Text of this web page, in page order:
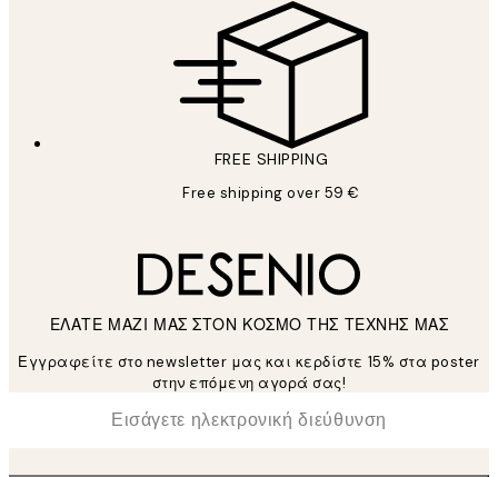
FREE SHIPPING
Free shipping over 59 €
ΕΛΑΤΕ ΜΑΖΙ ΜΑΣ ΣΤΟΝ ΚΟΣΜΟ ΤΗΣ ΤΕΧΝΗΣ ΜΑΣ
Εγγραφείτε στο newsletter μας και κερδίστε 15% στα poster
στην επόμενη αγορά σας!
Ηλεκτρονική Διεύθυνση